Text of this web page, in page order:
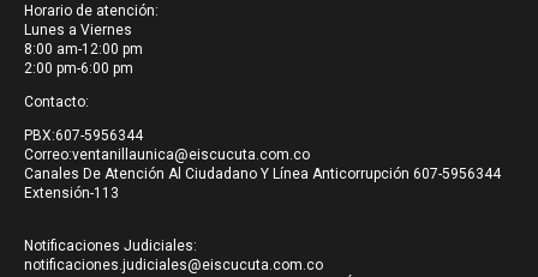
Horario de atención:
Lunes a Viernes
8:00 am-12:00 pm
2:00 pm-6:00 pm
Contacto:
PBX:607-5956344
Correo:ventanillaunica@eiscucuta.com.co
Canales De Atención Al Ciudadano Y Línea Anticorrupción 607-5956344
Extensión-113
Notificaciones Judiciales:
notificaciones.judiciales@eiscucuta.com.co